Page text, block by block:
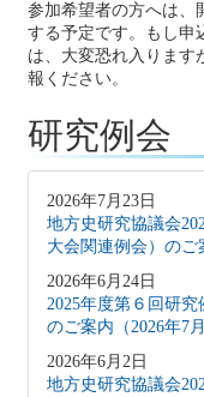
参加希望者の方へは、
する予定です。もし申
は、大変恐れ入ります
報ください。
研究例会
2026年7月23日
地方史研究協議会
大会関連例会）のご
2026年6月24日
2025年度第６回研
のご案内（2026年7月
2026年6月2日
地方史研究協議会